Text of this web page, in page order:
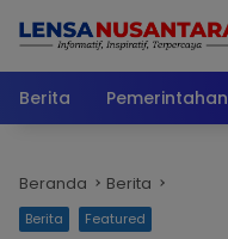
Berita
Pemerintahan
Beranda Berita
Berita Featured